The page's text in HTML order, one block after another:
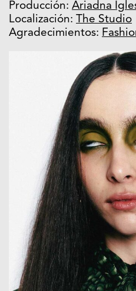
Producción: Ariadna
Localización: The Studio
Agradecimientos: